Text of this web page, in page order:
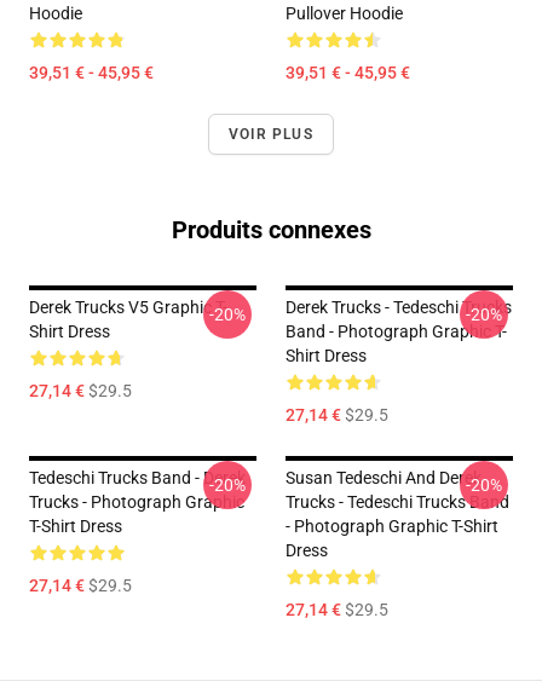
Hoodie
39,51 € - 45,95 €
Pullover Hoodie
39,51 € - 45,95 €
VOIR PLUS
Produits connexes
Derek Trucks V5 Graphic T-
Shirt Dress
27,14 €$29.5
-20%
Derek Trucks - Tedeschi Trucks
Band - Photograph Graphic T-
Shirt Dress
27,14 €$29.5
-20%
Tedeschi Trucks Band - Derek
Trucks - Photograph Graphic
T-Shirt Dress
27,14 €$29.5
-20%
Susan Tedeschi And Derek
Trucks - Tedeschi Trucks Band
- Photograph Graphic T-Shirt
Dress
27,14 €$29.5
-20%